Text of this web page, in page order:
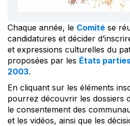
Chaque année, le Comité se
candidatures et décider
et expressions culturelles du
proposées par les États
2003.
En cliquant sur les éléments
pourrez découvrir les dossiers
le consentement des
et les vidéos, ainsi que les